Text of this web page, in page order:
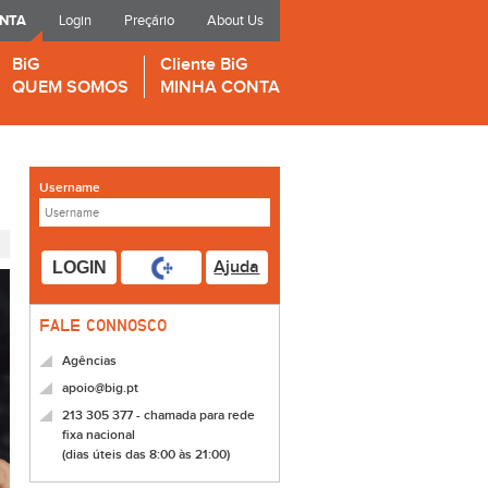
Login Preçário About Us
BiG
QUEM SOMOS
Cliente BiG
MINHA CONTA
Username
LOGIN Ajuda
FALE CONNOSCO
Agências
apoio@big.pt
213 305 377 - chamada para rede
fixa nacional
(dias úteis das 8:00 às 21:00)